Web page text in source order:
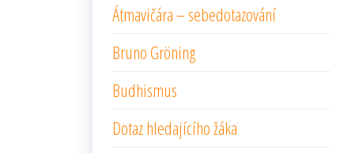
Átmavičára – sebedotazování
Bruno Gröning
Budhismus
Dotaz hledajícího žáka